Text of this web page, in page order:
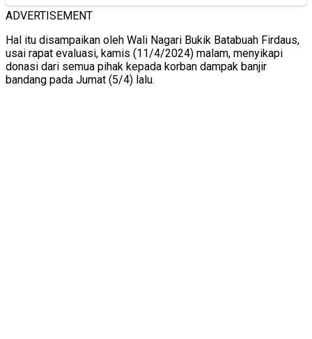
ADVERTISEMENT
Hal itu disampaikan oleh Wali Nagari Bukik Batabuah Firdaus,
usai rapat evaluasi, kamis (11/4/2024) malam, menyikapi
donasi dari semua pihak kepada korban dampak banjir
bandang pada Jumat (5/4) lalu.